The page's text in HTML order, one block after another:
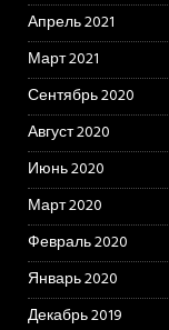
Апрель 2021
Март 2021
Сентябрь 2020
Август 2020
Июнь 2020
Март 2020
Февраль 2020
Январь 2020
Декабрь 2019